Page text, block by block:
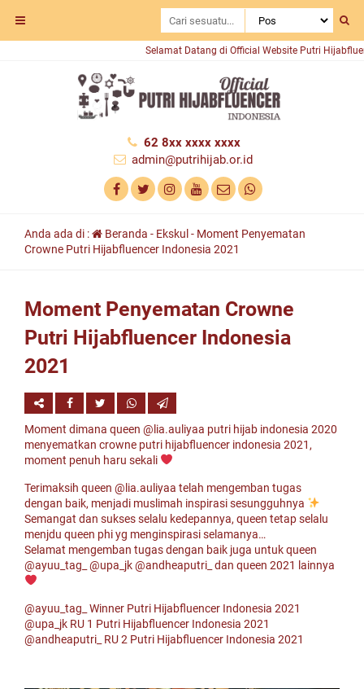
Selamat Datang di Official Website Putri
62 8xx xxxx xxxx
admin@putrihijab.or.id
Anda ada di : Beranda - Ekskul - Moment Penyematan
Crowne Putri Hijabfluencer Indonesia 2021
Moment Penyematan Crowne
Putri Hijabfluencer Indonesia
2021
Moment dimana queen @lia.auliyaa putri hijab indonesia 2020
menyematkan crowne putri hijabfluencer indonesia 2021,
moment penuh haru sekali
Terimaksih queen @lia.auliyaa telah mengemban tugas
dengan baik, menjadi muslimah inspirasi sesungguhnya
Semangat dan sukses selalu kedepannya, queen tetap selalu
menjdu queen phi yg menginspirasi selamanya…
Selamat mengemban tugas dengan baik juga untuk queen
@ayuu_tag_ @upa_jk @andheaputri_ dan queen 2021 lainnya
@ayuu_tag_ Winner Putri Hijabfluencer Indonesia 2021
@upa_jk RU 1 Putri Hijabfluencer Indonesia 2021
@andheaputri_ RU 2 Putri Hijabfluencer Indonesia 2021